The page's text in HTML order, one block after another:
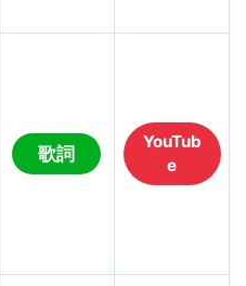
歌詞
YouTub
e